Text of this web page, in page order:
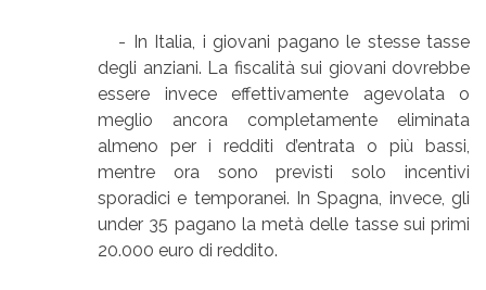
- In Italia, i giovani pagano le stesse tasse
degli anziani. La fiscalità sui giovani dovrebbe
essere invece effettivamente agevolata o
meglio ancora completamente eliminata
almeno per i redditi d’entrata o più bassi,
mentre ora sono previsti solo incentivi
sporadici e temporanei. In Spagna, invece, gli
under 35 pagano la metà delle tasse sui primi
20.000 euro di reddito.